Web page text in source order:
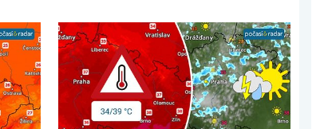
Vlna veder v Česku. . . úterý 4. srpna 2026
Teploty porostou až ke 39 stupňům. Od úterý i